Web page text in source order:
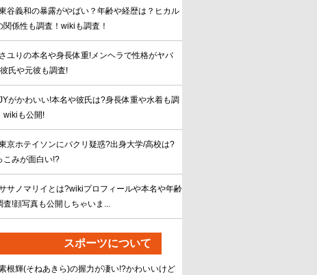
谷義和の暴露がやばい？年齢や経歴は？ヒカル
関係性も調査！wikiも調査！
さユりの本名や身長体重!メンヘラで性格がヤバ
氏や元彼も調査!
がかわいい!本名や彼氏は?身長体重や水着も調
wikiも公開!
京ホテイソンにパクリ疑惑?出身大学/高校は?
こみが面白い!?
サノマリイとは?wikiプロフィールや本名や年齢
査!顔写真も公開しちゃいま...
スポーツについて
根輝(そねあきら)の握力が凄い!?かわいいけど